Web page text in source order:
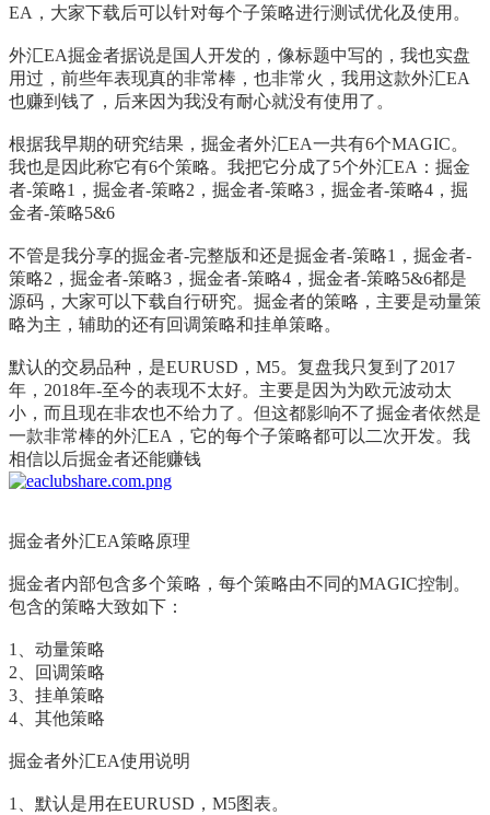
EA，大家下载后可以针对每个子策略进行测试优化及使用。
外汇EA掘金者据说是国人开发的，像标题中写的，我也实盘
用过，前些年表现真的非常棒，也非常火，我用这款外汇EA
也赚到钱了，后来因为我没有耐心就没有使用了。
根据我早期的研究结果，掘金者外汇EA一共有6个MAGIC。
我也是因此称它有6个策略。我把它分成了5个外汇EA：掘金
者-策略1， 掘金者-策略2， 掘金者-策略3， 掘金者-策略4， 掘
金者-策略5&6
不管是我分享的掘金者-完整版和还是掘金者-策略1， 掘金者-
策略2， 掘金者-策略3， 掘金者-策略4， 掘金者-策略5&6都是
源码，大家可以下载自行研究。掘金者的策略，主要是动量策
略为主，辅助的还有回调策略和挂单策略。
默认的交易品种，是EURUSD，M5。复盘我只复到了2017
年，2018年-至今的表现不太好。主要是因为为欧元波动太
小，而且现在非农也不给力了。但这都影响不了掘金者依然是
一款非常棒的外汇EA，它的每个子策略都可以二次开发。我
相信以后掘金者还能赚钱
掘金者外汇EA策略原理
掘金者内部包含多个策略，每个策略由不同的MAGIC控制。
包含的策略大致如下：
1、动量策略
2、回调策略
3、挂单策略
4、其他策略
掘金者外汇EA使用说明
1、默认是用在EURUSD，M5图表。